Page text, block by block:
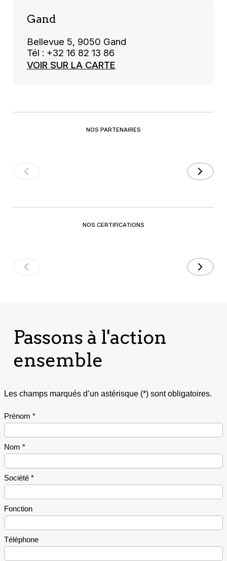
Gand
Bellevue 5, 9050 Gand
Tél : +32 16 82 13 86
VOIR SUR LA CARTE
NOS PARTENAIRES
NOS CERTIFICATIONS
Passons à l'action
ensemble